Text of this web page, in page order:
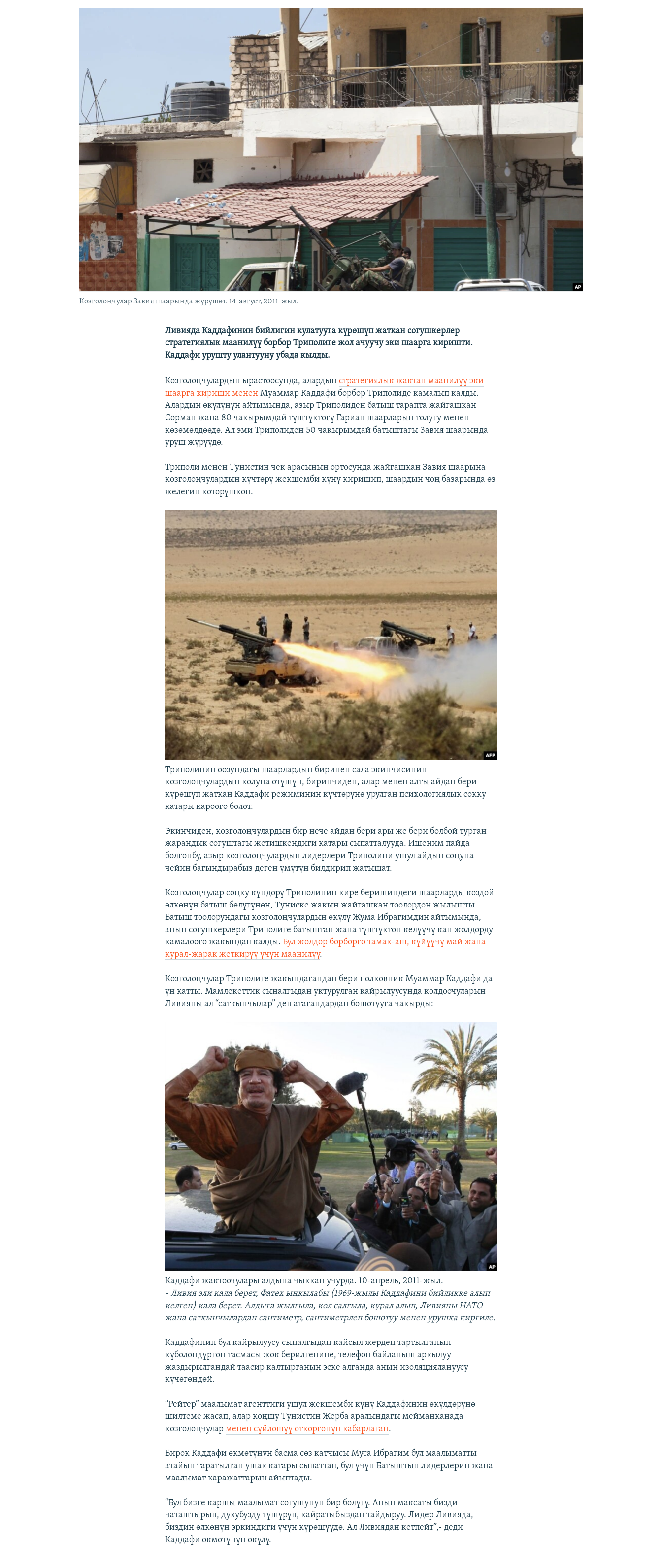
Козголоңчулар Завия шаарында жүрүшөт. 14-август, 2011-жыл.
Ливияда Каддафинин бийлигин кулатууга күрөшүп жаткан согушкерлер
стратегиялык маанилүү борбор Триполиге жол ачуучу эки шаарга киришти.
Каддафи урушту улантууну убада кылды.
Козголоңчулардын ырастоосунда, алардынстратегиялык жактан маанилүү эки
шаарга кириши менен Муаммар Каддафи борбор Триполиде камалып калды.
Алардын өкүлүнүн айтымында, азыр Триполиден батыш тарапта жайгашкан
Сорман жана 80 чакырымдай түштүктөгү Гариан шаарларын толугу менен
көзөмөлдөөдө. Ал эми Триполиден 50 чакырымдай батыштагы Завия шаарында
уруш жүрүүдө.
Триполи менен Тунистин чек арасынын ортосунда жайгашкан Завия шаарына
козголоңчулардын күчтөрү жекшемби күнү киришип, шаардын чоң базарында өз
желегин көтөрүшкөн.
Триполинин оозундагы шаарлардын биринен сала экинчисинин
козголоңчулардын колуна өтүшүн, биринчиден, алар менен алты айдан бери
күрөшүп жаткан Каддафи режиминин күчтөрүнө урулган психологиялык сокку
катары кароого болот.
Экинчиден, козголоңчулардын бир нече айдан бери ары же бери болбой турган
жарандык согуштагы жетишкендиги катары сыпатталууда. Ишеним пайда
болгонбу, азыр козголоңчулардын лидерлери Триполини ушул айдын соңуна
чейин багындырабыз деген үмүтүн билдирип жатышат.
Козголоңчулар соңку күндөрү Триполинин кире беришиндеги шаарларды көздөй
өлкөнүн батыш бөлүгүнөн, Туниске жакын жайгашкан тоолордон жылышты.
Батыш тоолорундагы козголоңчулардын өкүлү Жума Ибрагимдин айтымында,
анын согушкерлери Триполиге батыштан жана түштүктөн келүүчү кан жолдорду
камалоого жакындап калды.Бул жолдор борборго тамак-аш, күйүүчү май жана
курал-жарак жеткирүү үчүн маанилүү.
Козголоңчулар Триполиге жакындагандан бери полковник Муаммар Каддафи да
үн катты. Мамлекеттик сыналгыдан уктурулган кайрылуусунда колдоочуларын
Ливияны ал “саткынчылар” деп атагандардан бошотууга чакырды:
Каддафи жактоочулары алдына чыккан учурда. 10-апрель, 2011-жыл.
- Ливия эли кала берет, Фатех ыңкылабы (1969-жылы Каддафини бийликке алып
келген) кала берет. Алдыга жылгыла, кол салгыла, курал алып, Ливияны НАТО
жана саткынчылардан сантиметр, сантиметрлеп бошотуу менен урушка киргиле.
Каддафинин бул кайрылуусу сыналгыдан кайсыл жерден тартылганын
күбөлөндүргөн тасмасы жок берилгенине, телефон байланыш аркылуу
жаздырылгандай таасир калтырганын эске алганда анын изоляциялануусу
күчөгөндөй.
“Рейтер” маалымат агенттиги ушул жекшемби күнү Каддафинин өкүлдөрүнө
шилтеме жасап, алар коңшу Тунистин Жерба аралындагы мейманканада
козголоңчуларменен сүйлөшүү өткөргөнүн кабарлаган.
Бирок Каддафи өкмөтүнүн басма сөз катчысы Муса Ибрагим бул маалыматты
атайын таратылган ушак катары сыпаттап, бул үчүн Батыштын лидерлерин жана
маалымат каражаттарын айыптады.
“Бул бизге каршы маалымат согушунун бир бөлүгү. Анын максаты бизди
чаташтырып, духубузду түшүрүп, кайратыбыздан тайдыруу. Лидер Ливияда,
биздин өлкөнүн эркиндиги үчүн күрөшүүдө. Ал Ливиядан кетпейт”,- деди
Каддафи өкмөтүнүн өкүлү.